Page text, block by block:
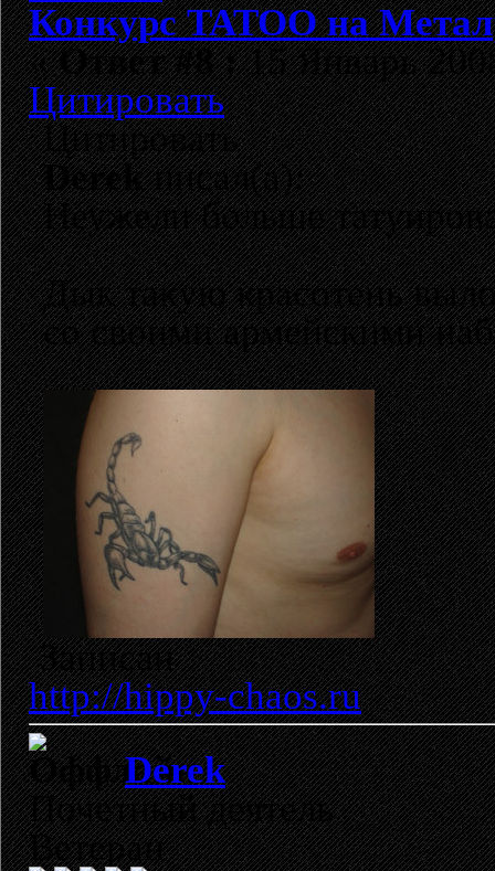
Конкурс TATOO на
«Ответ #8 :15 Январь
Цитировать
Цитировать
Derekписал(а):
Неужели больше
Дык такую красотень
со своими армейскими
Записан
http://hippy-chaos.ru
Derek
Почетный деятель
Ветеран